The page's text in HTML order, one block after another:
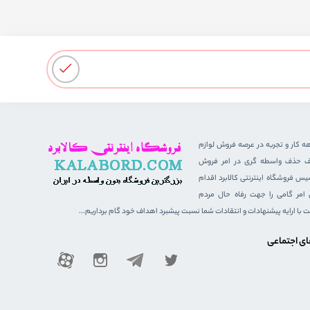
کار و تجربه در عرصه فروش لوازم
حذف واسطه گری در امر فروش
فروشگاه اینترنتی کالابرد اقدام
امر گامی را جهت رفاه حال مردم
با ارایه پیشنهادات و انتقادات شما نسبت پیشبرد اهداف خود گام برداریم...
اجتماعی